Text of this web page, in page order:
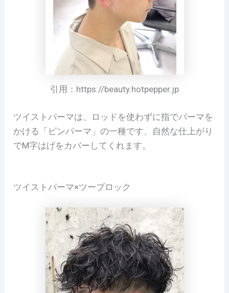
引用：https://beauty.hotpepper.jp
ツイストパーマは、ロッドを使わずに指でパーマを
かける「ピンパーマ」の一種です、自然な仕上がり
でM字はげをカバーしてくれます。
ツイストパーマ×ツーブロック